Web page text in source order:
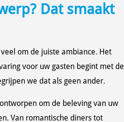
Dat smaakt
om de juiste ambiance. Het
voor uw gasten begint met de
we dat als geen ander.
om de beleving van uw
Van romantische diners tot